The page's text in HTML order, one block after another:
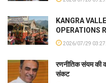
KANGRA
OPERATIONS
2026/07/29
रणनीतिक संयम की
संकट